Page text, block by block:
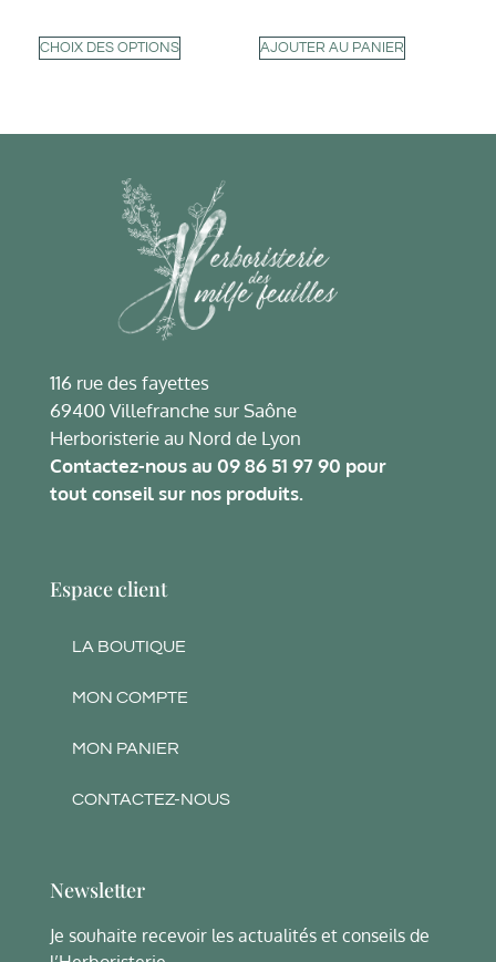
CHOIX DES OPTIONS AJOUTER AU PANIER
116 rue des fayettes
69400 Villefranche sur Saône
Herboristerie au Nord de Lyon
Contactez-nous au 09 86 51 97 90 pour
tout conseil sur nos produits.
Espace client
LA BOUTIQUE
MON COMPTE
MON PANIER
CONTACTEZ-NOUS
Newsletter
Je souhaite recevoir les actualités et conseils de